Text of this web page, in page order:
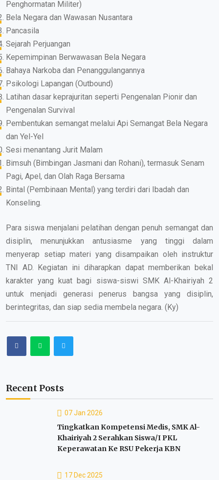
Penghormatan Militer)
Bela Negara dan Wawasan Nusantara
Pancasila
Sejarah Perjuangan
Kepemimpinan Berwawasan Bela Negara
Bahaya Narkoba dan Penanggulangannya
Psikologi Lapangan (Outbound)
Latihan dasar keprajuritan seperti Pengenalan Pionir dan
Pengenalan Survival
Pembentukan semangat melalui Api Semangat Bela Negara
dan Yel-Yel
Sesi menantang Jurit Malam
Bimsuh (Bimbingan Jasmani dan Rohani), termasuk Senam
Pagi, Apel, dan Olah Raga Bersama
Bintal (Pembinaan Mental) yang terdiri dari Ibadah dan
Konseling.
Para siswa menjalani pelatihan dengan penuh semangat dan
disiplin, menunjukkan antusiasme yang tinggi dalam
menyerap setiap materi yang disampaikan oleh instruktur
TNI AD. Kegiatan ini diharapkan dapat memberikan bekal
karakter yang kuat bagi siswa-siswi SMK Al-Khairiyah 2
untuk menjadi generasi penerus bangsa yang disiplin,
berintegritas, dan siap sedia membela negara. (Ky)
Recent Posts
07 Jan 2026
Tingkatkan Kompetensi Medis, SMK Al-
Khairiyah 2 Serahkan Siswa/I PKL
Keperawatan Ke RSU Pekerja KBN
17 Dec 2025